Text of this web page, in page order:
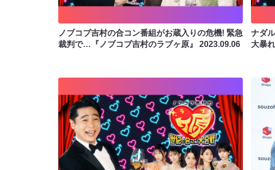
ノブコブ吉村の合コン番組がお蔵入りの危機! 緊急
裁判で…『ノブコブ吉村のラブヶ原』 2023.09.06
ナダ
大暴